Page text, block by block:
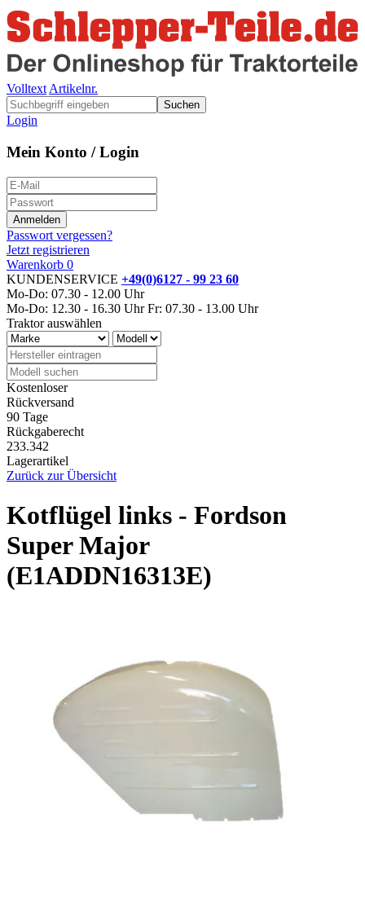
Volltext Artikelnr.
Suchen
Login
Mein Konto / Login
Passwort vergessen?
Jetzt registrieren
Warenkorb 0
KUNDENSERVICE +49(0)6127 - 99 23 60
Mo-Do: 07.30 - 12.00 Uhr
Mo-Do: 12.30 - 16.30 Uhr Fr: 07.30 - 13.00 Uhr
Traktor auswählen
Kostenloser
Rückversand
90 Tage
Rückgaberecht
233.342
Lagerartikel
Zurück zur Übersicht
Kotflügel links - Fordson
Super Major
(E1ADDN16313E)